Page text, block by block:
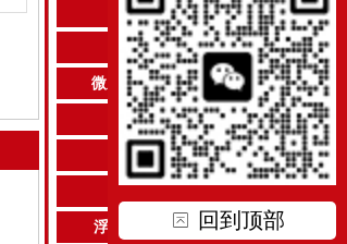
压力变送器
差压控制器
微压\微差压控制器
高压控制器
温度控制器
浮球式液位控制器回到顶部